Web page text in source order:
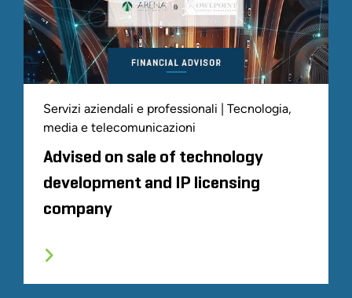
Servizi aziendali e professionali | Tecnologia,
media e telecomunicazioni
Advised on sale of technology
development and IP licensing
company